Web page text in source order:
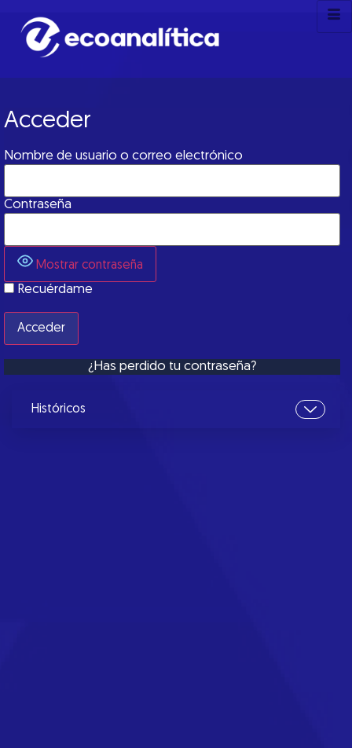
Acceder
Nombre de usuario o correo electrónico
Contraseña
Mostrar contraseña
Recuérdame
¿Has perdido tu contraseña?
Históricos